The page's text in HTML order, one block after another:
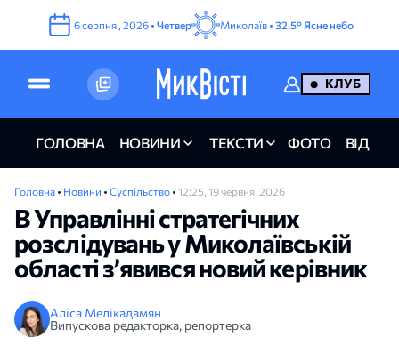
6серпня , 2026 • Четвер Миколаїв • 32.5° Ясне небо
КЛУБ
ГОЛОВНА НОВИНИ ТЕКСТИ ФОТО ВІДЕО
Головна • Новини • Суспільство • 12:25, 19 червня, 2026
В Управлінні стратегічних
розслідувань у Миколаївській
області зʼявився новий керівник
Аліса Мелікадамян
Випускова редакторка, репортерка